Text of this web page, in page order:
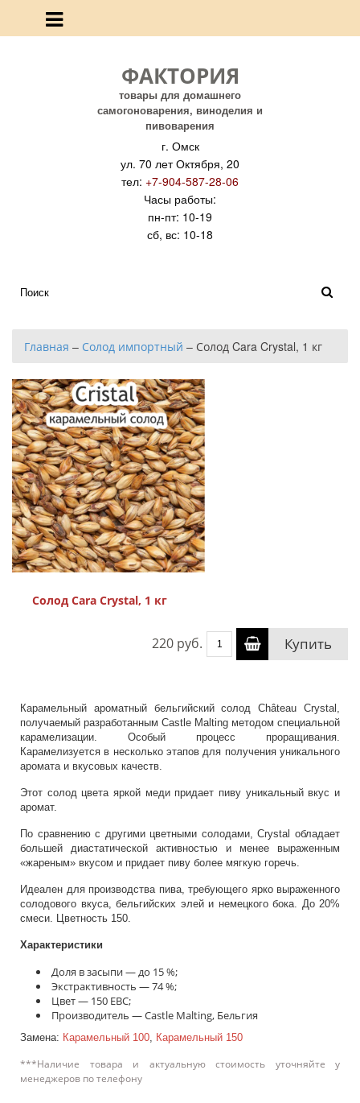
ФАКТОРИЯ
товары для домашнего
самогоноварения, виноделия и
пивоварения
г. Омск
ул. 70 лет Октября, 20
тел: +7-904-587-28-06
Часы работы:
пн-пт: 10-19
сб, вс: 10-18
Главная – Солод импортный – Солод Cara Crystal, 1 кг
Солод Cara Crystal, 1 кг
220 руб. Купить
Карамельный ароматный бельгийский солод Château Crystal,
получаемый разработанным Castle Malting методом специальной
карамелизации. Особый процесс проращивания.
Карамелизуется в несколько этапов для получения уникального
аромата и вкусовых качеств.
Этот солод цвета яркой меди придает пиву уникальный вкус и
аромат.
По сравнению с другими цветными солодами, Crystal обладает
большей диастатической активностью и менее выраженным
«жареным» вкусом и придает пиву более мягкую горечь.
Идеален для производства пива, требующего ярко выраженного
солодового вкуса, бельгийских элей и немецкого бока. До 20%
смеси. Цветность 150.
Характеристики
Доля в засыпи — до 15 %;
Экстрактивность — 74 %;
Цвет — 150 EBC;
Производитель — Castle Malting, Бельгия
Замена: Карамельный 100, Карамельный 150
***Наличие товара и актуальную стоимость уточняйте у
менеджеров по телефону